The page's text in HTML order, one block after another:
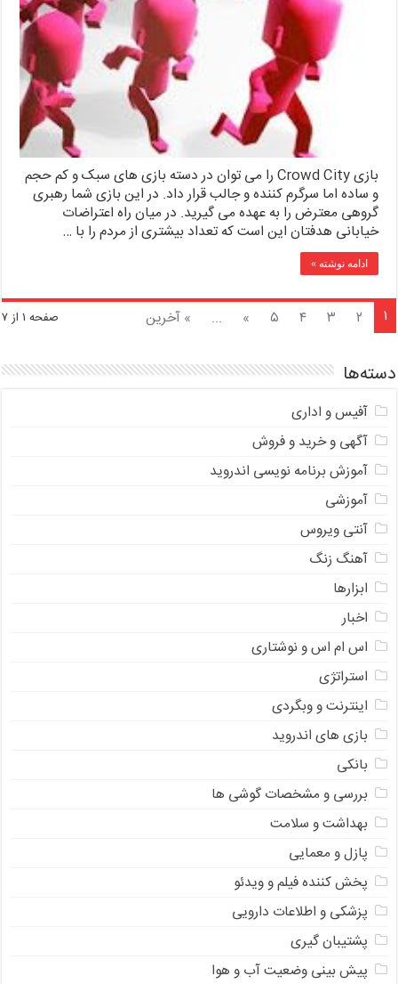
بازی Crowd City را می توان در دسته بازی های سبک و کم حجم
و ساده اما سرگرم کننده و جالب قرار داد. در این بازی شما رهبری
گروهی معترض را به عهده می گیرید. در میان راه اعتراضات
خیابانی هدفتان این است که تعداد بیشتری از مردم را با …
ادامه نوشته »
صفحه ۱ از ۷ ۱ ۲ ۳ ۴ ۵ »
... » آخرین
دسته‌ها
آفیس و اداری
آگهی و خرید و فروش
آموزش برنامه نویسی اندروید
آموزشی
آنتی ویروس
آهنگ زنگ
ابزارها
اخبار
اس ام اس و نوشتاری
استراتژی
اینترنت و وبگردی
بازی های اندروید
بانکی
بررسی و مشخصات گوشی ها
بهداشت و سلامت
پازل و معمایی
پخش کننده فیلم و ویدئو
پزشکی و اطلاعات دارویی
پشتیبان گیری
پیش بینی وضعیت آب و هوا